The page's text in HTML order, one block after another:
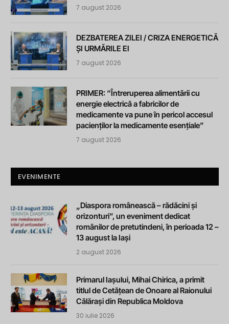
7 august 2026
DEZBATEREA ZILEI / CRIZA ENERGETICĂ
ȘI URMĂRILE EI
7 august 2026
PRIMER: “Întreruperea alimentării cu
energie electrică a fabricilor de
medicamente va pune în pericol accesul
pacienților la medicamente esențiale”
7 august 2026
EVENIMENTE
„Diaspora românească – rădăcini și
orizonturi”, un eveniment dedicat
românilor de pretutindeni, în perioada 12 –
13 august la Iași
2 august 2026
Primarul Iașului, Mihai Chirica, a primit
titlul de Cetățean de Onoare al Raionului
Călărași din Republica Moldova
30 iulie 2026